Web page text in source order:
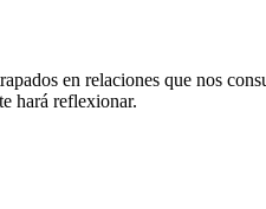
en relaciones que nos
hará reflexionar.